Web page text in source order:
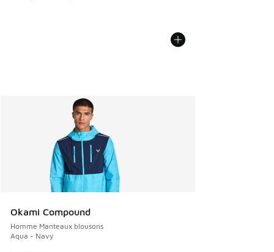
Okami Compound
Homme Manteaux blousons
Aqua - Navy